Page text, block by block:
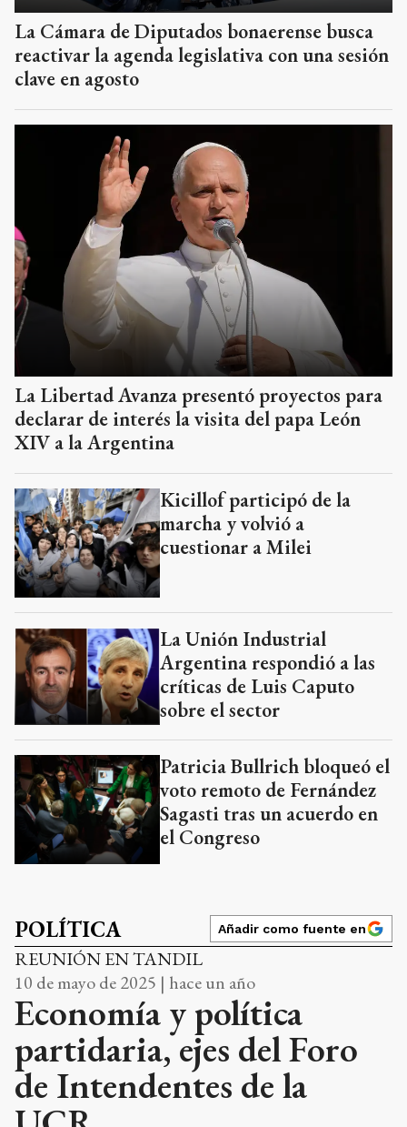
La Cámara de Diputados bonaerense busca
reactivar la agenda legislativa con una sesión
clave en agosto
La Libertad Avanza presentó proyectos para
declarar de interés la visita del papa León
XIV a la Argentina
Kicillof participó de la
marcha y volvió a
cuestionar a Milei
La Unión Industrial
Argentina respondió a las
críticas de Luis Caputo
sobre el sector
Patricia Bullrich bloqueó el
voto remoto de Fernández
Sagasti tras un acuerdo en
el Congreso
POLÍTICA Añadir como fuente en
REUNIÓN EN TANDIL
10 de mayo de 2025 | hace un año
Economía y política
partidaria, ejes del Foro
de Intendentes de la